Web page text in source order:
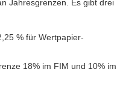
Jahresgrenzen. Es gibt drei
% für Wertpapier-
18% im FIM und 10% im